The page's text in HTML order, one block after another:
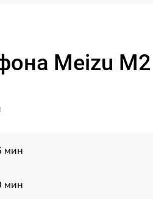
Meizu
мин
мин